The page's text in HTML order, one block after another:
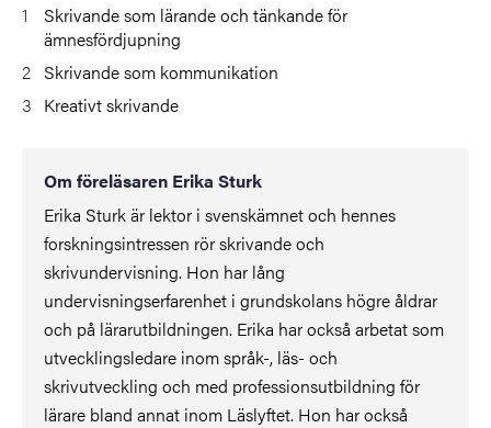
Skrivande som lärande och tänkande för
ämnesfördjupning
Skrivande som kommunikation
Kreativt skrivande
Om föreläsaren Erika Sturk
Erika Sturk är lektor i svenskämnet och hennes
forskningsintressen rör skrivande och
skrivundervisning. Hon har lång
undervisningserfarenhet i grundskolans högre åldrar
och på lärarutbildningen. Erika har också arbetat som
utvecklingsledare inom språk-, läs- och
skrivutveckling och med professionsutbildning för
lärare bland annat inom Läslyftet. Hon har också